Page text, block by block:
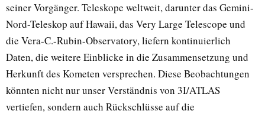
seiner Vorgänger. Teleskope weltweit, darunter das Gemini-
Nord-Teleskop auf Hawaii, das Very Large Telescope und
die Vera-C.-Rubin-Observatory, liefern kontinuierlich
Daten, die weitere Einblicke in die Zusammensetzung und
Herkunft des Kometen versprechen. Diese Beobachtungen
könnten nicht nur unser Verständnis von 3I/ATLAS
vertiefen, sondern auch Rückschlüsse auf die